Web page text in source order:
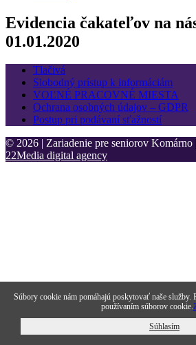
Evidencia čakateľov na
01.01.2020
Tlačivá
Slobodný prístup k informáciám
VOĽNÉ PRACOVNÉ MIESTA
Ochrana osobných údajov – GDPR
Postup pri podávaní sťažností
© 2026 | Zariadenie pre seniorov Komárno
22Media digital agency
Súbory cookie nám pomáhajú poskytovať naše služby.
používaním súborov cookie.
Súhlasím